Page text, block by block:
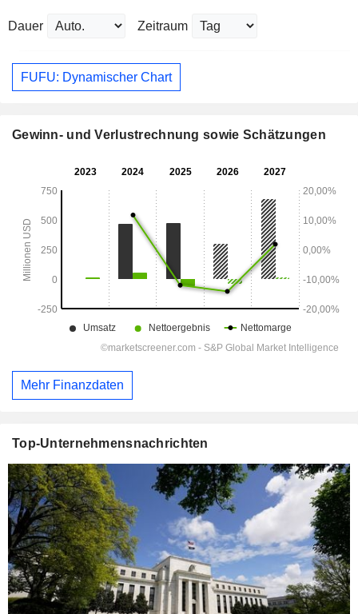
Dauer Zeitraum
FUFU: Dynamischer Chart
Gewinn- und Verlustrechnung sowie Schätzungen
Mehr Finanzdaten
Top-Unternehmensnachrichten